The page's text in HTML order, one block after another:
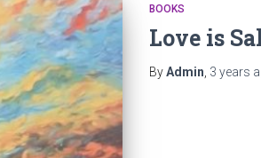
BOOKS
Love is
ByAdmin 3 years